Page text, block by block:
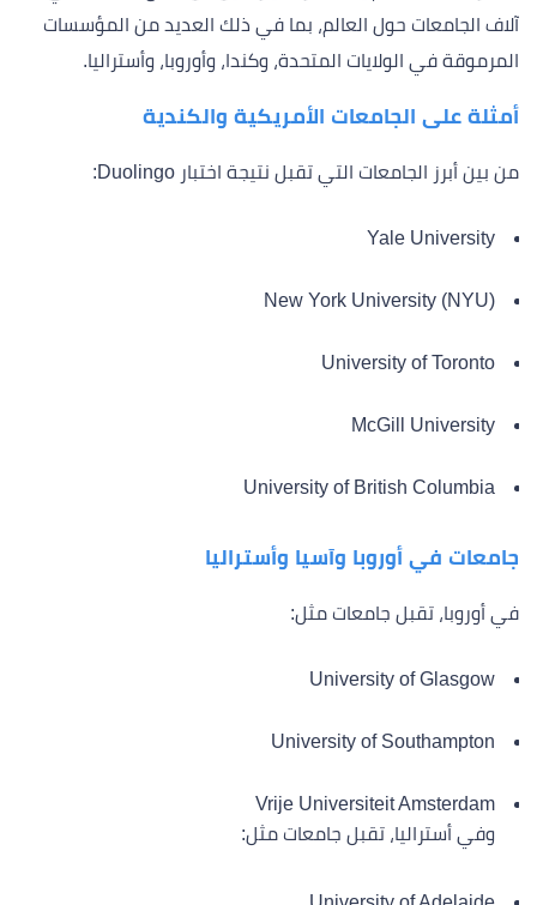
آلاف الجامعات حول العالم، بما في ذلك العديد من المؤسسات
المرموقة في الولايات المتحدة، وكندا، وأوروبا، وأستراليا.
أمثلة على الجامعات الأمريكية والكندية
من بين أبرز الجامعات التي تقبل نتيجة اختبار Duolingo:
Yale University
New York University (NYU)
University of Toronto
McGill University
University of British Columbia
جامعات في أوروبا وآسيا وأستراليا
في أوروبا، تقبل جامعات مثل:
University of Glasgow
University of Southampton
Vrije Universiteit Amsterdam
وفي أستراليا، تقبل جامعات مثل: